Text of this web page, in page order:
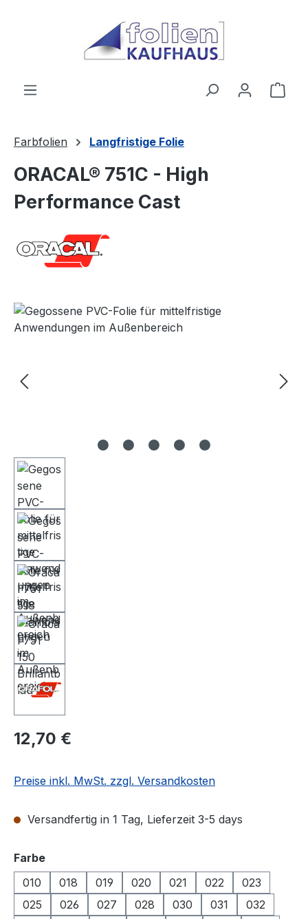
Farbfolien Langfristige Folie
ORACAL® 751C - High
Performance Cast
Bildergalerie überspringen
Regulärer Preis:
12,70 €
Preise inkl. MwSt. zzgl. Versandkosten
Versandfertig in 1 Tag, Lieferzeit 3-5 days
Farbeauswählen
010
018 019 020 021 022
023
025
026 027 028 030 031
032